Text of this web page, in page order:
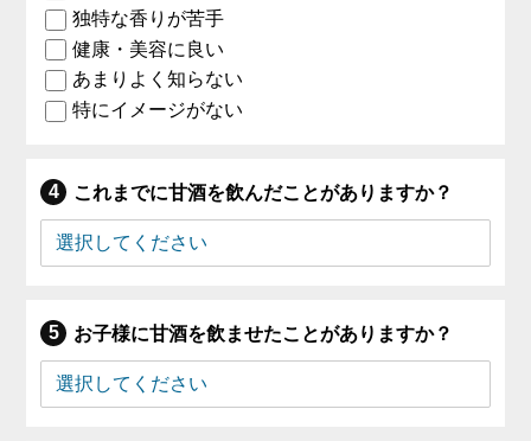
独特な香りが苦手
健康・美容に良い
あまりよく知らない
特にイメージがない
これまでに甘酒を飲んだことがありますか？
お子様に甘酒を飲ませたことがありますか？